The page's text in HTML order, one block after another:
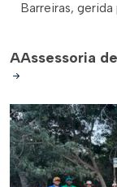
Barreiras,
AAssessoria